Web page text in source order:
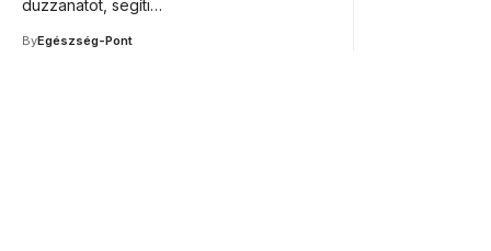
duzzanatot, segíti…
ByEgészség-Pont